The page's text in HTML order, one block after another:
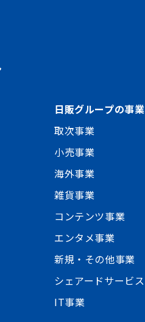
日販グループの事業
取次事業
小売事業
海外事業
雑貨事業
コンテンツ事業
エンタメ事業
新規・その他事業
シェアードサービス
IT事業